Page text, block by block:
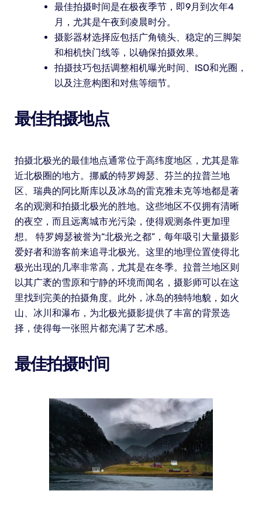
最佳拍摄时间是在极夜季节，即9月到次年4
月，尤其是午夜到凌晨时分。
摄影器材选择应包括广角镜头、稳定的三脚架
和相机快门线等，以确保拍摄效果。
拍摄技巧包括调整相机曝光时间、ISO和光圈，
以及注意构图和对焦等细节。
最佳拍摄地点
拍摄北极光的最佳地点通常位于高纬度地区，尤其是靠
近北极圈的地方。挪威的特罗姆瑟、芬兰的拉普兰地
区、瑞典的阿比斯库以及冰岛的雷克雅未克等地都是著
名的观测和拍摄北极光的胜地。这些地区不仅拥有清晰
的夜空，而且远离城市光污染，使得观测条件更加理
想。 特罗姆瑟被誉为“北极光之都”，每年吸引大量摄影
爱好者和游客前来追寻北极光。这里的地理位置使得北
极光出现的几率非常高，尤其是在冬季。拉普兰地区则
以其广袤的雪原和宁静的环境而闻名，摄影师可以在这
里找到完美的拍摄角度。此外，冰岛的独特地貌，如火
山、冰川和瀑布，为北极光摄影提供了丰富的背景选
择，使得每一张照片都充满了艺术感。
最佳拍摄时间